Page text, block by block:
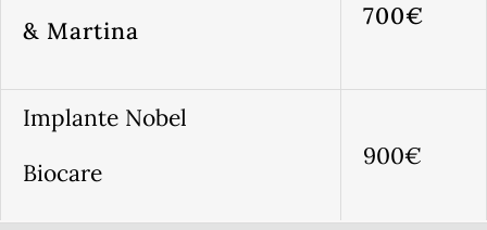
& Martina
700€
Implante Nobel
Biocare
900€